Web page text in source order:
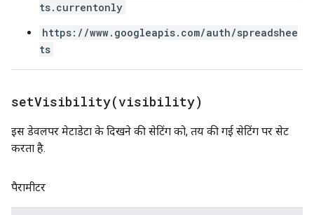
ts.currentonly
https://www.googleapis.com/auth/spreadshee
ts
setVisibility(visibility)
इस डेवलपर मेटाडेटा के दिखने की सेटिंग को, तय की गई सेटिंग पर सेट
करता है.
पैरामीटर